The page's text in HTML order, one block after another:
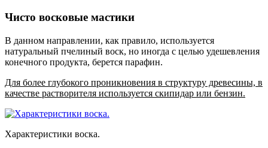
Чисто восковые мастики
В данном направлении, как правило, используется
натуральный пчелиный воск, но иногда с целью удешевления
конечного продукта, берется парафин.
Для более глубокого проникновения в структуру древесины, в
качестве растворителя используется скипидар или бензин.
Характеристики воска.